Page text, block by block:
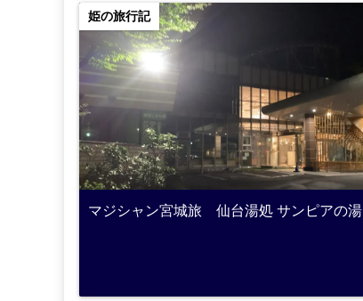
姫の旅行記
マジシャン宮城旅 仙台湯処 サンピアの湯